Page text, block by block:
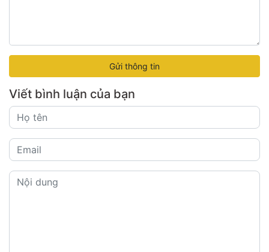
Gửi thông tin
Viết bình luận của bạn